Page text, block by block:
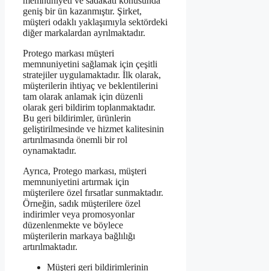
geniş bir ün kazanmıştır. Şirket,
müşteri odaklı yaklaşımıyla sektördeki
diğer markalardan ayrılmaktadır.
Protego markası müşteri
memnuniyetini sağlamak için çeşitli
stratejiler uygulamaktadır. İlk olarak,
müşterilerin ihtiyaç ve beklentilerini
tam olarak anlamak için düzenli
olarak geri bildirim toplanmaktadır.
Bu geri bildirimler, ürünlerin
geliştirilmesinde ve hizmet kalitesinin
artırılmasında önemli bir rol
oynamaktadır.
Ayrıca, Protego markası, müşteri
memnuniyetini artırmak için
müşterilere özel fırsatlar sunmaktadır.
Örneğin, sadık müşterilere özel
indirimler veya promosyonlar
düzenlenmekte ve böylece
müşterilerin markaya bağlılığı
artırılmaktadır.
Müşteri geri bildirimlerinin